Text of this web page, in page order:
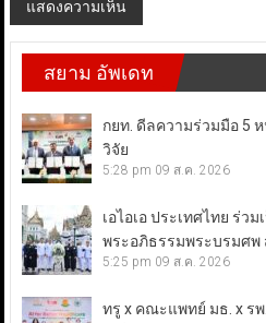
สยาม อัพเดท
กยท. ดีลความร่วมมือ 5
วิจัย
5:28 pm 09 ส.ค. 2026
เอไอเอ ประเทศไทย ร่ว
พระอภิธรรมพระบรมศพ
5:25 pm 09 ส.ค. 2026
ทรู x คณะแพทย์ มธ. x ร